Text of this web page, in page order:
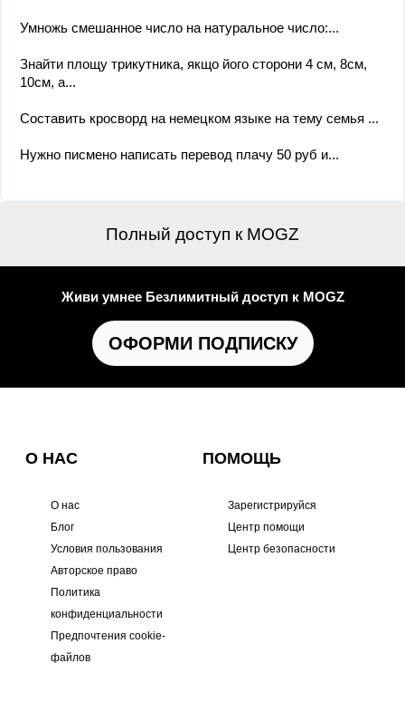
Умножь смешанное число на натуральное число:...
Знайти площу трикутника, якщо його сторони 4 см, 8см,
10см, а...
Составить кросворд на немецком языке на тему семья ​...
Нужно писмено написать перевод плачу 50 руб и...
Полный доступ к MOGZ
Живи умнее Безлимитный доступ к MOGZ
ОФОРМИ ПОДПИСКУ
О НАС
О нас
Блог
Условия пользования
Авторское право
Политика
конфиденциальности
Предпочтения cookie-
файлов
ПОМОЩЬ
Зарегистрируйся
Центр помощи
Центр безопасности